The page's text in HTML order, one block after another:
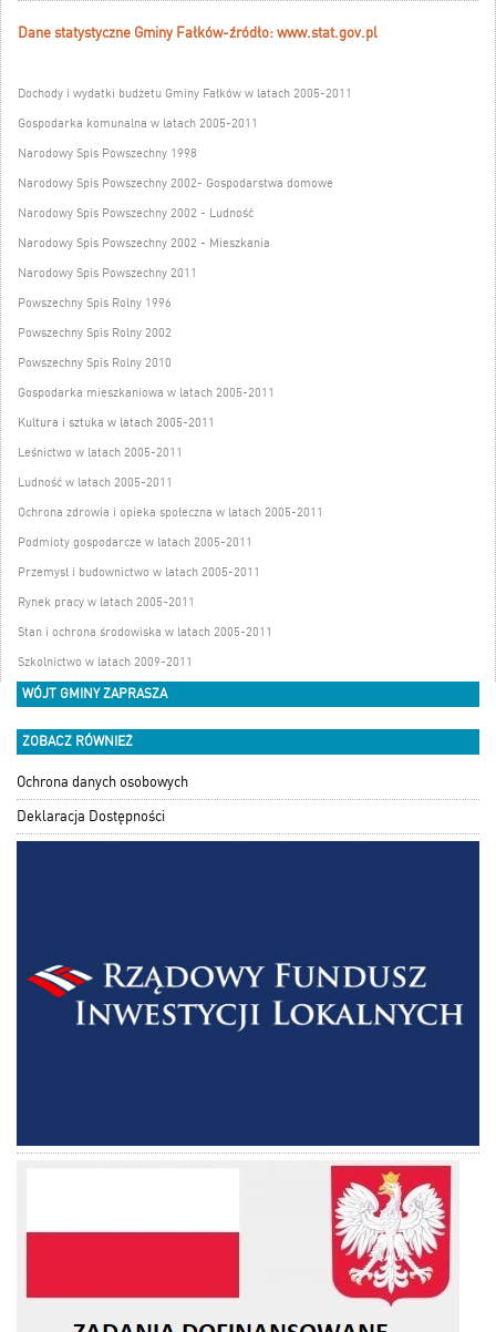
Dane statystyczne Gminy Fałków-źródło: www.stat.gov.pl
Dochody i wydatki budżetu Gminy Fałków w latach 2005-2011
Gospodarka komunalna w latach 2005-2011
Narodowy Spis Powszechny 1998
Narodowy Spis Powszechny 2002- Gospodarstwa domowe
Narodowy Spis Powszechny 2002 - Ludność
Narodowy Spis Powszechny 2002 - Mieszkania
Narodowy Spis Powszechny 2011
Powszechny Spis Rolny 1996
Powszechny Spis Rolny 2002
Powszechny Spis Rolny 2010
Gospodarka mieszkaniowa w latach 2005-2011
Kultura i sztuka w latach 2005-2011
Leśnictwo w latach 2005-2011
Ludność w latach 2005-2011
Ochrona zdrowia i opieka społeczna w latach 2005-2011
Podmioty gospodarcze w latach 2005-2011
Przemysł i budownictwo w latach 2005-2011
Rynek pracy w latach 2005-2011
Stan i ochrona środowiska w latach 2005-2011
Szkolnictwo w latach 2009-2011
WÓJT GMINY ZAPRASZA
ZOBACZ RÓWNIEŻ
Ochrona danych osobowych
Deklaracja Dostępności